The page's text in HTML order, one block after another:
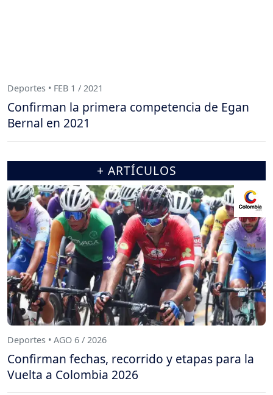
Deportes • FEB 1 / 2021
Confirman la primera competencia de Egan
Bernal en 2021
+ ARTÍCULOS
Deportes • AGO 6 / 2026
Confirman fechas, recorrido y etapas para la
Vuelta a Colombia 2026